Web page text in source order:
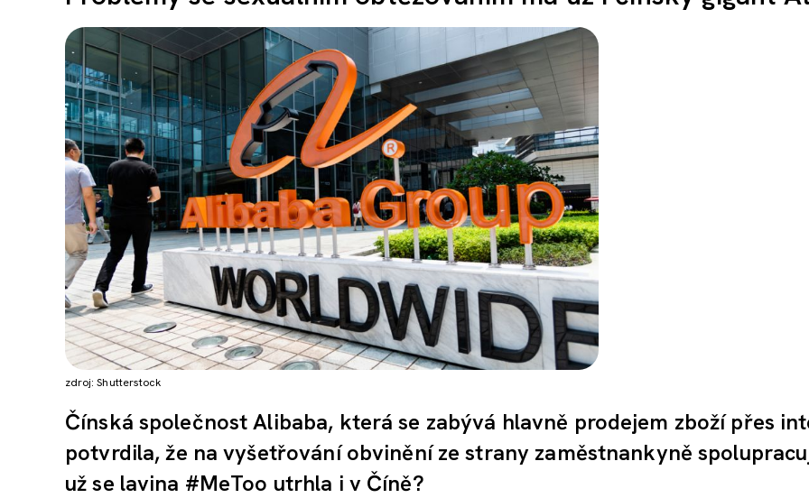
zdroj: Shutterstock
Čínská společnost Alibaba, která se zabývá hlavně prodejem zboží přes
potvrdila, že na vyšetřování obvinění ze strany zaměstnankyně
už se lavina #MeToo utrhla i v Číně?